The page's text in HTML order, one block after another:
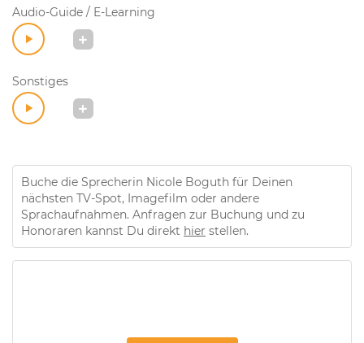
Audio-Guide / E-Learning
Sonstiges
Buche die Sprecherin Nicole Boguth für Deinen
nächsten TV-Spot, Imagefilm oder andere
Sprachaufnahmen. Anfragen zur Buchung und zu
Honoraren kannst Du direkt hier stellen.